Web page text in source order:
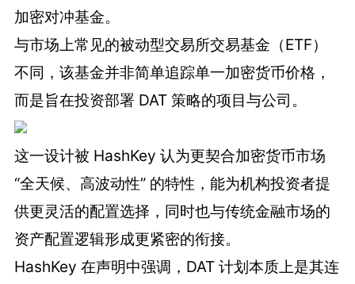
加密对冲基金。
与市场上常见的被动型交易所交易基金（ETF）
不同，该基金并非简单追踪单一加密货币价格，
而是旨在投资部署 DAT 策略的项目与公司。
这一设计被 HashKey 认为更契合加密货币市场
“全天候、高波动性” 的特性，能为机构投资者提
供更灵活的配置选择，同时也与传统金融市场的
资产配置逻辑形成更紧密的衔接。
HashKey 在声明中强调，DAT 计划本质上是其连